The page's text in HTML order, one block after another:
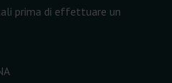
prima di effettuare un